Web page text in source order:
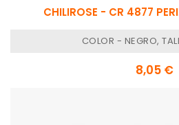
CHILIROSE - CR 4877
COLOR - NEGRO,
8,05 €